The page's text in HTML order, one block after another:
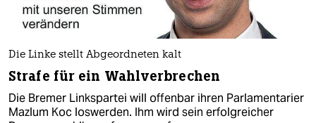
Die Linke stellt Abgeordneten kalt
Strafe für ein Wahlverbrechen
Die Bremer Linkspartei will offenbar ihren Parlamentarier
Mazlum Koc loswerden. Ihm wird sein erfolgreicher